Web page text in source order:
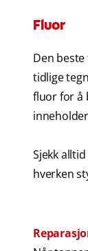
Fluor
Den
tidlige
fluor for å
Sjekk
hverken